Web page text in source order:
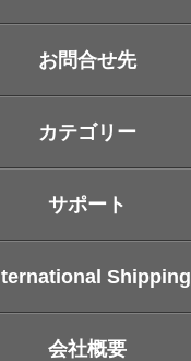
お問合せ先
カテゴリー
サポート
Shipping
会社概要